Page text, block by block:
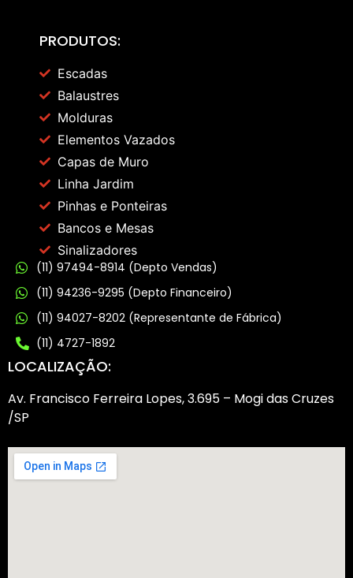
PRODUTOS:
Escadas
Balaustres
Molduras
Elementos Vazados
Capas de Muro
Linha Jardim
Pinhas e Ponteiras
Bancos e Mesas
Sinalizadores
(11) 97494-8914 (Depto Vendas)
(11) 94236-9295 (Depto Financeiro)
(11) 94027-8202 (Representante de Fábrica)
(11) 4727-1892
LOCALIZAÇÃO:
Av. Francisco Ferreira Lopes, 3.695 – Mogi das Cruzes
/SP